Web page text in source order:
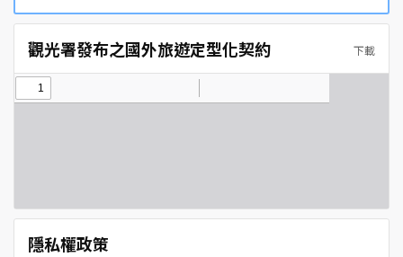
觀光署發布之國外旅遊定型化契約 下載
隱私權政策